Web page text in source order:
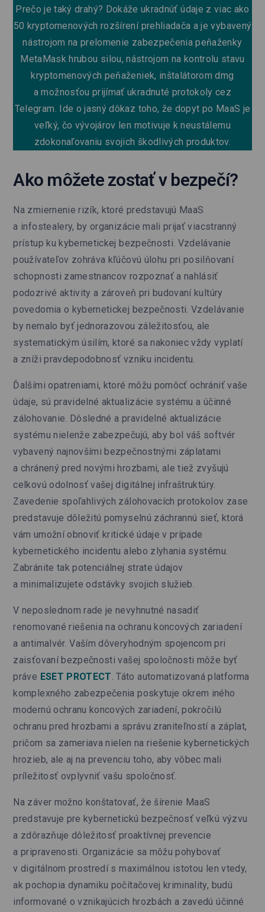
Prečo je taký drahý? Dokáže ukradnúť údaje z viac ako
50 kryptomenových rozšírení prehliadača a je vybavený
nástrojom na prelomenie zabezpečenia peňaženky
MetaMask hrubou silou, nástrojom na kontrolu stavu
kryptomenových peňaženiek, inštalátorom dmg
a možnosťou prijímať ukradnuté protokoly cez
Telegram. Ide o jasný dôkaz toho, že dopyt po MaaS je
veľký, čo vývojárov len motivuje k neustálemu
zdokonaľovaniu svojich škodlivých produktov.
Ako môžete zostať v bezpečí?
Na zmiernenie rizík, ktoré predstavujú MaaS
a infostealery, by organizácie mali prijať viacstranný
prístup ku kybernetickej bezpečnosti. Vzdelávanie
používateľov zohráva kľúčovú úlohu pri posilňovaní
schopnosti zamestnancov rozpoznať a nahlásiť
podozrivé aktivity a zároveň pri budovaní kultúry
povedomia o kybernetickej bezpečnosti. Vzdelávanie
by nemalo byť jednorazovou záležitosťou, ale
systematickým úsilím, ktoré sa nakoniec vždy vyplatí
a zníži pravdepodobnosť vzniku incidentu.
Ďalšími opatreniami, ktoré môžu pomôcť ochrániť vaše
údaje, sú pravidelné aktualizácie systému a účinné
zálohovanie. Dôsledné a pravidelné aktualizácie
systému nielenže zabezpečujú, aby bol váš softvér
vybavený najnovšími bezpečnostnými záplatami
a chránený pred novými hrozbami, ale tiež zvyšujú
celkovú odolnosť vašej digitálnej infraštruktúry.
Zavedenie spoľahlivých zálohovacích protokolov zase
predstavuje dôležitú pomyselnú záchrannú sieť, ktorá
vám umožní obnoviť kritické údaje v prípade
kybernetického incidentu alebo zlyhania systému.
Zabránite tak potenciálnej strate údajov
a minimalizujete odstávky svojich služieb.
V neposlednom rade je nevyhnutné nasadiť
renomované riešenia na ochranu koncových zariadení
a antimalvér. Vaším dôveryhodným spojencom pri
zaisťovaní bezpečnosti vašej spoločnosti môže byť
práve ESET PROTECT. Táto automatizovaná platforma
komplexného zabezpečenia poskytuje okrem iného
modernú ochranu koncových zariadení, pokročilú
ochranu pred hrozbami a správu zraniteľností a záplat,
pričom sa zameriava nielen na riešenie kybernetických
hrozieb, ale aj na prevenciu toho, aby vôbec mali
príležitosť ovplyvniť vašu spoločnosť.
Na záver možno konštatovať, že šírenie MaaS
predstavuje pre kybernetickú bezpečnosť veľkú výzvu
a zdôrazňuje dôležitosť proaktívnej prevencie
a pripravenosti. Organizácie sa môžu pohybovať
v digitálnom prostredí s maximálnou istotou len vtedy,
ak pochopia dynamiku počítačovej kriminality, budú
informované o vznikajúcich hrozbách a zavedú účinné